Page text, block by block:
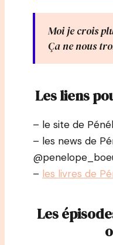
Moi je crois
Ça ne nous
Les liens
– le site de
– les news de
– les livres de
Les